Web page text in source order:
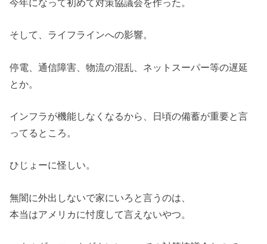
今年になって初めて対策協議会を作った。
そして、ライフラインへの影響。
停電、通信障害、物流の混乱、ネットスーパー等の遅延
とか。
インフラが機能しなくなるから、日頃の備蓄が重要と言
ってるところ。
ひじょーに怪しい。
無闇に外出しないで家にいろと言うのは、
本当はアメリカに忖度して言えないやつ。